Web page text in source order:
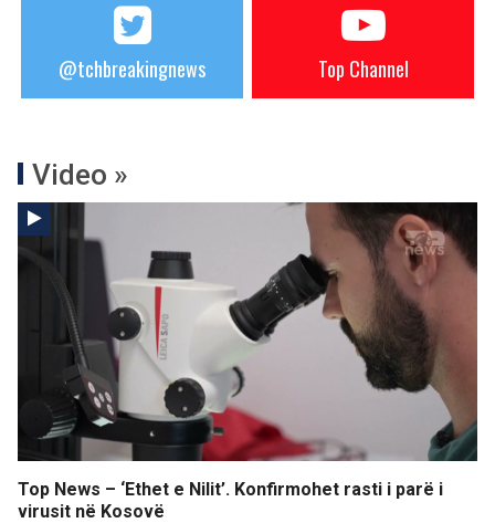
@tchbreakingnews Top Channel
Video »
Top News – ‘Ethet e Nilit’. Konfirmohet rasti i parë i
virusit në Kosovë